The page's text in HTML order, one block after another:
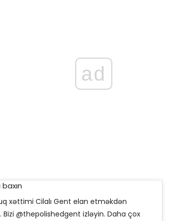
ad
xəttimi Cilalı Gent elan etməkdən
@thepolishedgent izləyin. Daha çox